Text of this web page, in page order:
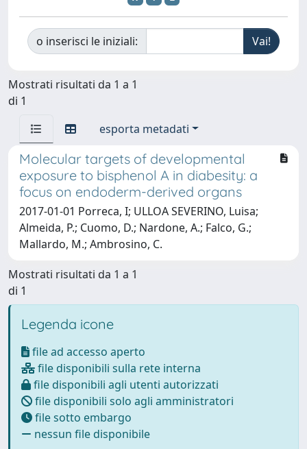
o inserisci le iniziali:
Mostrati risultati da 1 a 1
di 1
esporta metadati
Molecular targets of developmental
exposure to bisphenol A in diabesity: a
focus on endoderm-derived organs
2017-01-01 Porreca, I; ULLOA SEVERINO, Luisa;
Almeida, P.; Cuomo, D.; Nardone, A.; Falco, G.;
Mallardo, M.; Ambrosino, C.
Mostrati risultati da 1 a 1
di 1
Legenda icone
file ad accesso aperto
file disponibili sulla rete interna
file disponibili agli utenti autorizzati
file disponibili solo agli amministratori
file sotto embargo
nessun file disponibile